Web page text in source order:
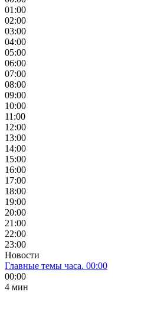
01:00
02:00
03:00
04:00
05:00
06:00
07:00
08:00
09:00
10:00
11:00
12:00
13:00
14:00
15:00
16:00
17:00
18:00
19:00
20:00
21:00
22:00
23:00
Новости
Главные темы часа. 00:00
00:00
4 мин